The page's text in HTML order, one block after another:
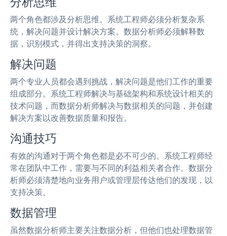
两个角色都涉及分析思维。系统工程师必须分析复杂系
统，解决问题并设计解决方案。数据分析师必须解释数
据，识别模式，并得出支持决策的洞察。
解决问题
两个专业人员都会遇到挑战，解决问题是他们工作的重要
组成部分。系统工程师解决与基础架构和系统设计相关的
技术问题，而数据分析师解决与数据相关的问题，并创建
解决方案以改善数据质量和报告。
沟通技巧
有效的沟通对于两个角色都是必不可少的。系统工程师经
常在团队中工作，需要与不同的利益相关者合作。数据分
析师必须清楚地向业务用户或管理层传达他们的发现，以
支持决策。
数据管理
虽然数据分析师主要关注数据分析，但他们也处理数据管